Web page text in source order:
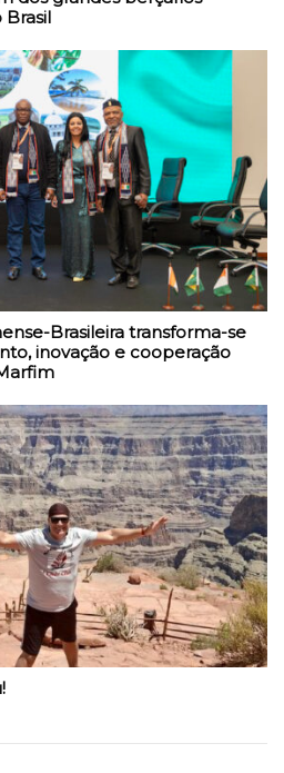
Brasil
Brasileira transforma-se
inovação e cooperação